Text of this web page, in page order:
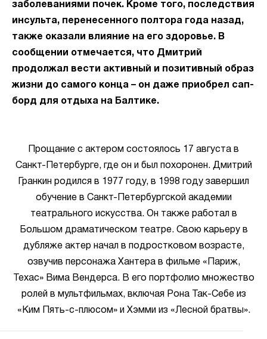
заболеваниями почек. Кроме того, последствия
инсульта, перенесенного полтора года назад,
также оказали влияние на его здоровье. В
сообщении отмечается, что Дмитрий
продолжал вести активный и позитивный образ
жизни до самого конца – он даже приобрел сап-
борд для отдыха на Балтике.
Прощание с актером состоялось 17 августа в
Санкт-Петербурге, где он и был похоронен. Дмитрий
Гранкин родился в 1977 году, в 1998 году завершил
обучение в Санкт-Петербургской академии
театрального искусства. Он также работал в
Большом драматическом театре. Свою карьеру в
дубляже актер начал в подростковом возрасте,
озвучив персонажа Хантера в фильме «Париж,
Техас» Вима Вендерса. В его портфолио множество
ролей в мультфильмах, включая Рона Так-Себе из
«Ким Пять-с-плюсом» и Хэмми из «Лесной братвы».